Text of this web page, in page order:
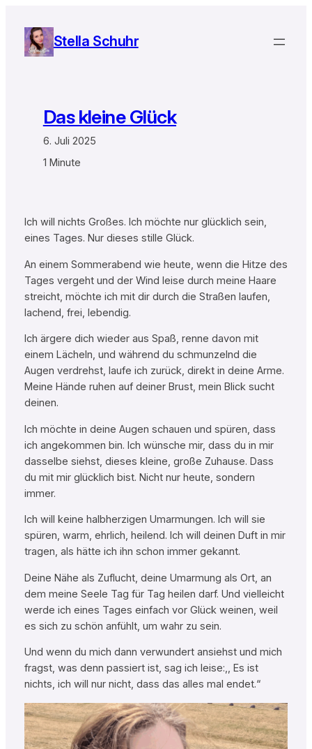
Inhalt
springen
Stella Schuhr
Das kleine Glück
6. Juli 2025
1 Minute
Ich will nichts Großes. Ich möchte nur glücklich sein,
eines Tages. Nur dieses stille Glück.
An einem Sommerabend wie heute, wenn die Hitze des
Tages vergeht und der Wind leise durch meine Haare
streicht, möchte ich mit dir durch die Straßen laufen,
lachend, frei, lebendig.
Ich ärgere dich wieder aus Spaß, renne davon mit
einem Lächeln, und während du schmunzelnd die
Augen verdrehst, laufe ich zurück, direkt in deine Arme.
Meine Hände ruhen auf deiner Brust, mein Blick sucht
deinen.
Ich möchte in deine Augen schauen und spüren, dass
ich angekommen bin. Ich wünsche mir, dass du in mir
dasselbe siehst, dieses kleine, große Zuhause. Dass
du mit mir glücklich bist. Nicht nur heute, sondern
immer.
Ich will keine halbherzigen Umarmungen. Ich will sie
spüren, warm, ehrlich, heilend. Ich will deinen Duft in mir
tragen, als hätte ich ihn schon immer gekannt.
Deine Nähe als Zuflucht, deine Umarmung als Ort, an
dem meine Seele Tag für Tag heilen darf. Und vielleicht
werde ich eines Tages einfach vor Glück weinen, weil
es sich zu schön anfühlt, um wahr zu sein.
Und wenn du mich dann verwundert ansiehst und mich
fragst, was denn passiert ist, sag ich leise:,, Es ist
nichts, ich will nur nicht, dass das alles mal endet.“